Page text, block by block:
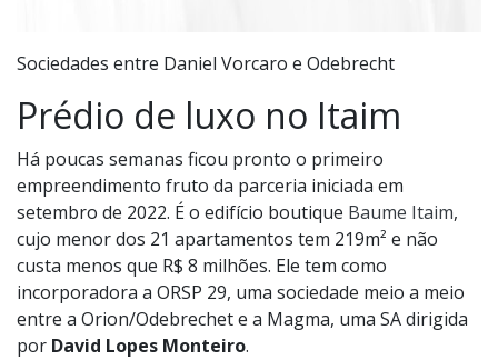
Sociedades entre Daniel Vorcaro e Odebrecht
Prédio de luxo no Itaim
Há poucas semanas ficou pronto o primeiro
empreendimento fruto da parceria iniciada em
setembro de 2022. É o edifício boutique Baume Itaim,
cujo menor dos 21 apartamentos tem 219m² e não
custa menos que R$ 8 milhões. Ele tem como
incorporadora a ORSP 29, uma sociedade meio a meio
entre a Orion/Odebrechet e a Magma, uma SA dirigida
por David Lopes Monteiro.